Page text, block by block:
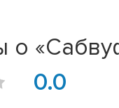
о
0.0